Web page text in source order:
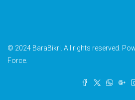
© 2024 BaraBikri. All rights reserved.
Force.